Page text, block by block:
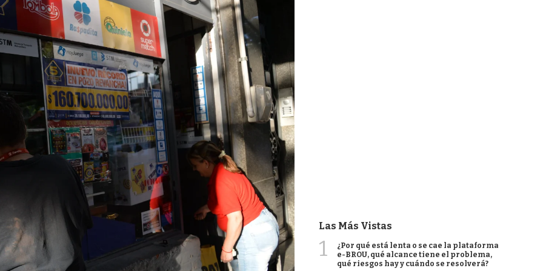
Las Más Vistas
1
¿Por qué está lenta o se cae la plataforma
e-BROU, qué alcance tiene el problema,
qué riesgos hay y cuándo se resolverá?